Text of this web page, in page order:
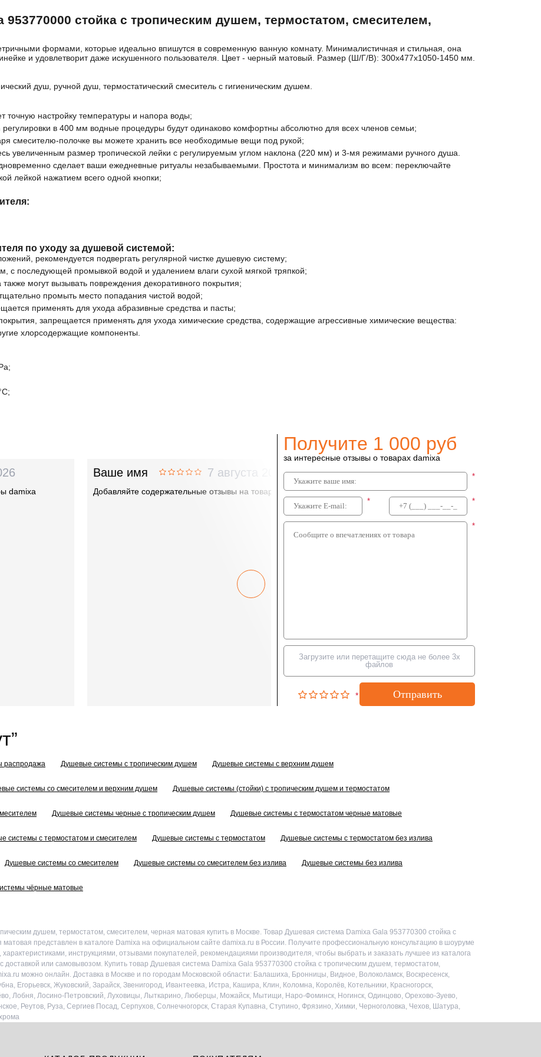
ежедневные ритуалы незабываемыми.
переключайте потоки воды между
изливом ручной и тропической лейкой
душевой шланг с защитой от
мытье следует производить мыльным
раствором, с последующей промывкой
тряпкой;
повреждения декоративного покрытия;
необходимо тщательно промыть место
попадания чистой водой;
во избежание повреждения
поверхности, запрещается применять
для ухода абразивные средства и
пасты;
щелочи, ацетон, хлорид аммония и
другие хлорсодержащие компоненты.
Технические данные:
рабочее давление: max. 1 MPa;
– 0,6 MPa;
рекомендуемая температура горячей
воды: 65°C;
термическая дезинфекция: 70°C (3
min).
стойка с тропическим душем, термостатом, смесителем,
формами, которые идеально впишутся в современную ванную комнату. Минималистичная и стильная, она
и удовлетворит даже искушенного пользователя. Цвет - черный матовый. Размер (Ш/Г/В): 300x477x1050-1450 мм.
душ, ручной душ, термостатический смеситель с гигиеническим душем.
точную настройку температуры и напора воды;
регулировки в 400 мм водные процедуры будут одинаково комфортны абсолютно для всех членов семьи;
смесителю-полочке вы можете хранить все необходимые вещи под рукой;
увеличенным размер тропической лейки с регулируемым углом наклона (220 мм) и 3-мя режимами ручного душа.
сделает ваши ежедневные ритуалы незабываемыми. Простота и минимализм во всем: переключайте
лейкой нажатием всего одной кнопки;
по уходу за душевой системой:
рекомендуется подвергать регулярной чистке душевую систему;
с последующей промывкой водой и удалением влаги сухой мягкой тряпкой;
могут вызывать повреждения декоративного покрытия;
промыть место попадания чистой водой;
применять для ухода абразивные средства и пасты;
запрещается применять для ухода химические средства, содержащие агрессивные химические вещества:
хлорсодержащие компоненты.
damixa
Ваше имя 7 августа 2026
Добавляйте содержательные отзывы на товары damixa
Получите 1 000 руб
за интересные отзывы о товарах damixa
*
* *
*
Загрузите или перетащите сюда не более 3х
файлов
* Отправить
распродажа Душевые системы с тропическим душем Душевые системы с верхним душем
системы со смесителем и верхним душем Душевые системы (стойки) с тропическим душем и термостатом
Душевые системы черные с тропическим душем Душевые системы с термостатом черные матовые
системы с термостатом и смесителем Душевые системы с термостатом Душевые системы с термостатом без излива
Душевые системы со смесителем Душевые системы со смесителем без излива Душевые системы без излива
чёрные матовые
душем, термостатом, смесителем, черная матовая купить в Москве. Товар Душевая система Damixa Gala 953770300 стойка с
представлен в каталоге Damixa на официальном сайте damixa.ru в России. Получите профессиональную консультацию в шоуруме
инструкциями, отзывами покупателей, рекомендациями производителя, чтобы выбрать и заказать лучшее из каталога
доставкой или самовывозом. Купить товар Душевая система Damixa Gala 953770300 стойка с тропическим душем, термостатом,
можно онлайн. Доставка в Москве и по городам Московской области: Балашиха, Бронницы, Видное, Волоколамск, Воскресенск,
Егорьевск, Жуковский, Зарайск, Звенигород, Ивантеевка, Истра, Кашира, Клин, Коломна, Королёв, Котельники, Красногорск,
Лобня, Лосино-Петровский, Луховицы, Лыткарино, Люберцы, Можайск, Мытищи, Наро-Фоминск, Ногинск, Одинцово, Орехово-Зуево,
Реутов, Руза, Сергиев Посад, Серпухов, Солнечногорск, Старая Купавна, Ступино, Фрязино, Химки, Черноголовка, Чехов, Шатура,